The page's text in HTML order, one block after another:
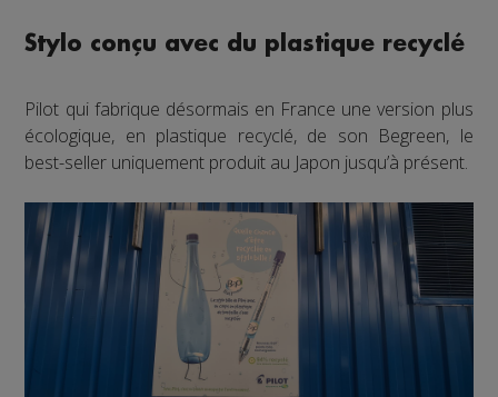
Stylo conçu avec du plastique recyclé
Pilot qui fabrique désormais en France une version plus
écologique, en plastique recyclé, de son Begreen, le
best-seller uniquement produit au Japon jusqu’à présent.